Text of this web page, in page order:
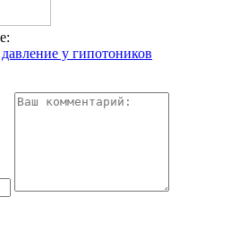
у гипотоников